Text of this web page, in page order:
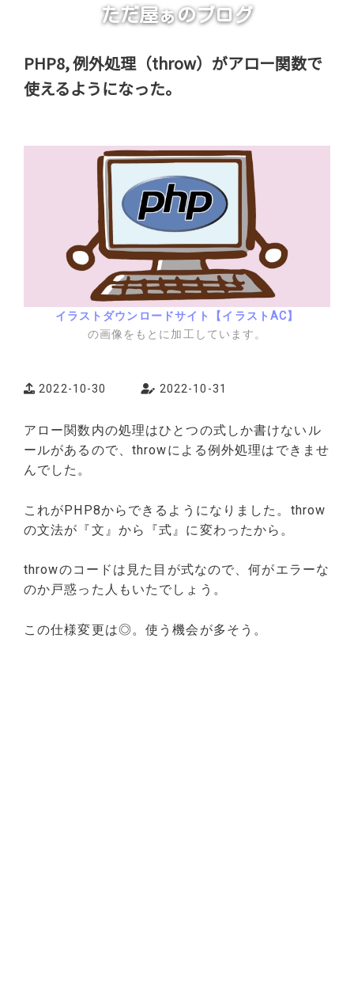
ただ屋ぁのブログ
PHP8, 例外処理（throw）がアロー関数で
使えるようになった。
イラストダウンロードサイト【イラストAC】
の画像をもとに加工しています。
2022-10-30 2022-10-31
アロー関数内の処理はひとつの式しか書けないル
ールがあるので、throwによる例外処理はできませ
んでした。
これがPHP8からできるようになりました。throw
の文法が『文』から『式』に変わったから。
throwのコードは見た目が式なので、何がエラーな
のか戸惑った人もいたでしょう。
この仕様変更は◎。使う機会が多そう。